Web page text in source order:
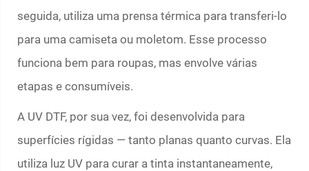
seguida, utiliza uma prensa térmica para transferi-lo
para uma camiseta ou moletom. Esse processo
funciona bem para roupas, mas envolve várias
etapas e consumíveis.
A UV DTF, por sua vez, foi desenvolvida para
superfícies rígidas — tanto planas quanto curvas. Ela
utiliza luz UV para curar a tinta instantaneamente,